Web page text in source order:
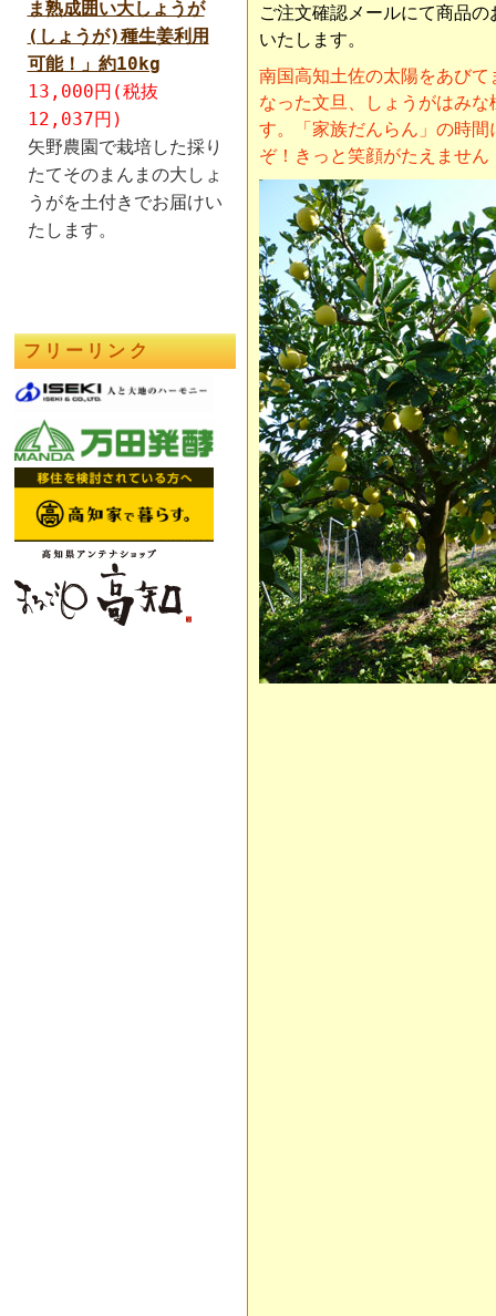
ま熟成囲い大しょうが
(しょうが)種生姜利用
可能！」約10kg
13,000円(税抜
12,037円)
矢野農園で栽培した採り
たてそのまんまの大しょ
うがを土付きでお届けい
たします。
フリーリンク
ご注文確認メールにて商品
いたします。
南国高知土佐の太陽をあびて
なった文旦、しょうがはみ
す。「家族だんらん」の時間
ぞ！きっと笑顔がたえません